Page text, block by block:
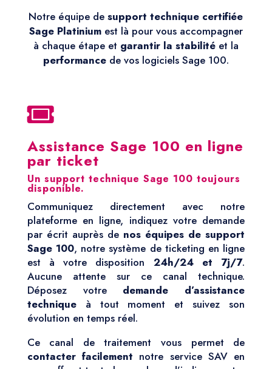
Notre équipe desupport technique certifiée
Sage Platiniumest là pour vous accompagner
à chaque étape et garantir la stabilitéet la
performancede vos logiciels Sage 100.

Assistance Sage 100 en ligne
par ticket
Un support technique Sage 100 toujours
disponible.
Communiquez directement avec notre
plateforme en ligne, indiquez votre demande
par écrit auprès de nos équipes de support
Sage 100, notre système de ticketing en ligne
est à votre disposition 24h/24 et 7j/7.
Aucune attente sur ce canal technique.
Déposez votre demande d’assistance
techniqueà tout moment et suivez son
évolution en temps réel.
Ce canal de traitement vous permet de
contacter facilement notre service SAV en